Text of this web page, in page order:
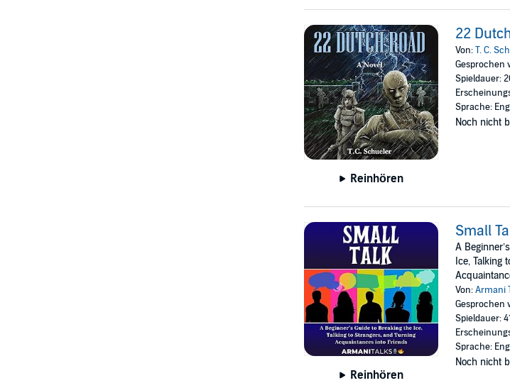
Reinhören
22
Von:T. C.
Gesprochen
Spieldauer:
Sprache:
Noch nicht
Reinhören
Small
A
Ice, Talking
Von:Armani
Gesprochen
Spieldauer:
Sprache:
Noch nicht